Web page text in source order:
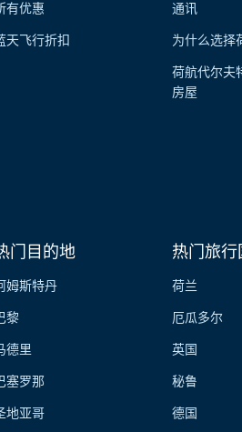
有优惠
天飞行折扣
通讯
为什么选择
荷航代尔夫
房屋
门目的地
姆斯特丹
黎
德里
塞罗那
地亚哥
热门旅行
荷兰
厄瓜多尔
英国
秘鲁
德国